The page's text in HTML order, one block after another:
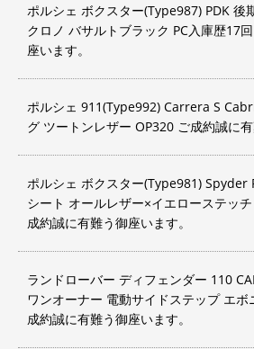
ポルシェ ボクスター(Type987) PDK 後
クロノ バサルトブラック PC入庫歴17
座います。
ポルシェ 911(Type992) Carrera S
グ ツートンレザー OP320 ご成約誠に有
ポルシェ ボクスター(Type981) Spyder
シート オールレザー×イエローステッ
成約誠に有難う御座います。
ランドローバー ディフェンダー 110
ワンオーナー 電動サイドステップ エ
成約誠に有難う御座います。